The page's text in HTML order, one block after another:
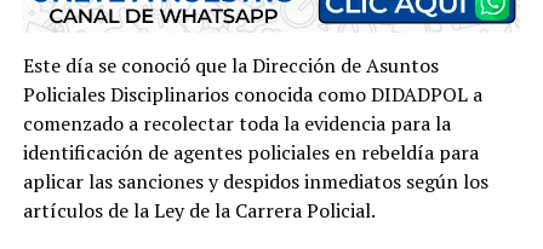
Este día se conoció que la Dirección de Asuntos
Policiales Disciplinarios conocida como DIDADPOL a
comenzado a recolectar toda la evidencia para la
identificación de agentes policiales en rebeldía para
aplicar las sanciones y despidos inmediatos según los
artículos de la Ley de la Carrera Policial.